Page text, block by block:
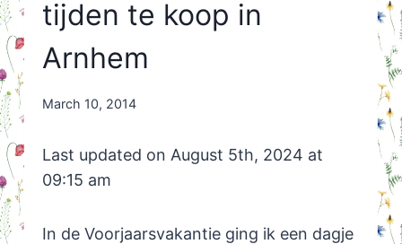
tijden te koop in
Arnhem
By
March 10, 2014
Last updated on August 5th, 2024 at
09:15 am
In de Voorjaarsvakantie ging ik een dagje